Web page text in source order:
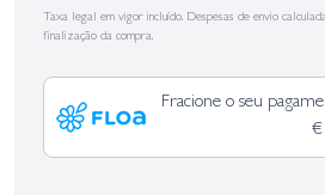
Taxa legal em vigor incluído. Despesas de envio
finalização da compra.
Fracione o seu
€